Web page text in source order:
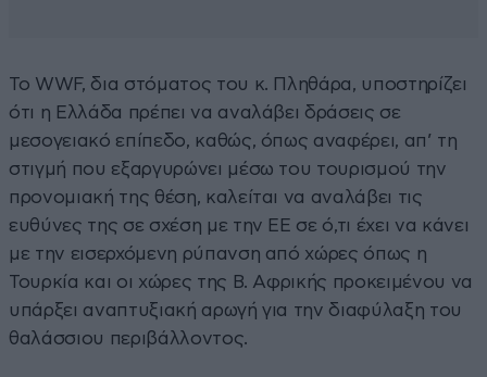
Το WWF, δια στόματος του κ. Πληθάρα, υποστηρίζει
ότι η Ελλάδα πρέπει να αναλάβει δράσεις σε
μεσογειακό επίπεδο, καθώς, όπως αναφέρει, απ’ τη
στιγμή που εξαργυρώνει μέσω του τουρισμού την
προνομιακή της θέση, καλείται να αναλάβει τις
ευθύνες της σε σχέση με την ΕΕ σε ό,τι έχει να κάνει
με την εισερχόμενη ρύπανση από χώρες όπως η
Τουρκία και οι χώρες της Β. Αφρικής προκειμένου να
υπάρξει αναπτυξιακή αρωγή για την διαφύλαξη του
θαλάσσιου περιβάλλοντος.